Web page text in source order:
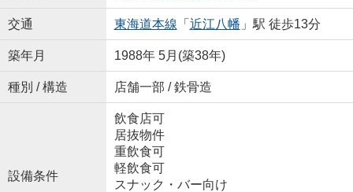
交通 東海道本線 「 近江八幡 」駅 徒歩13分
築年月 1988年 5月(築38年)
種別 / 構造 店舗一部 / 鉄骨造
設備条件
飲食店可
居抜物件
重飲食可
軽飲食可
スナック・バー向け